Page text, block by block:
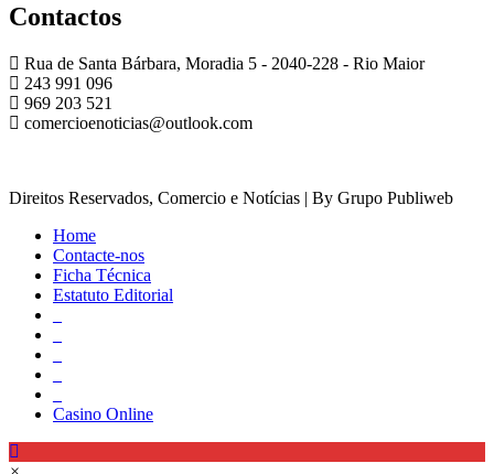
Contactos
Rua de Santa Bárbara, Moradia 5 - 2040-228 - Rio Maior
243 991 096
969 203 521
comercioenoticias@outlook.com
Direitos Reservados, Comercio e Notícias | By Grupo Publiweb
Home
Contacte-nos
Ficha Técnica
Estatuto Editorial
Casino Online